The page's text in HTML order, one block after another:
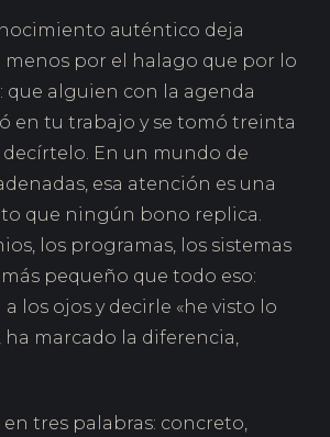
auténtico deja
menos por el halago que por lo
que alguien con la agenda
en tu trabajo y se tomó treinta
En un mundo de
esa atención es una
que ningún bono replica.
los programas, los sistemas
pequeño que todo eso:
los ojos y decirle «he visto lo
ha marcado la diferencia,
tres palabras: concreto,